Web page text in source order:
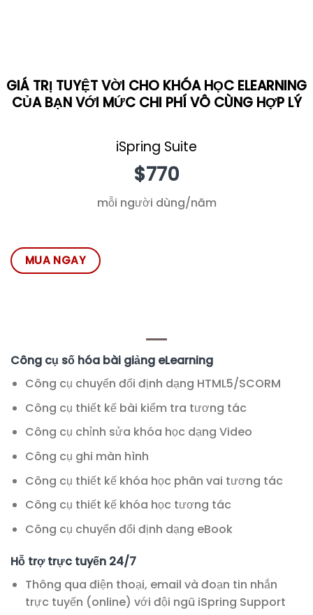
GIÁ TRỊ TUYỆT VỜI CHO KHÓA HỌC ELEARNING
CỦA BẠN VỚI MỨC CHI PHÍ VÔ CÙNG HỢP LÝ
iSpring Suite
$770
mỗi người dùng/năm
MUA NGAY
Công cụ số hóa bài giảng eLearning
Công cụ chuyển đổi định dạng HTML5/SCORM
Công cụ thiết kế bài kiểm tra tương tác
Công cụ chỉnh sửa khóa học dạng Video
Công cụ ghi màn hình
Công cụ thiết kế khóa học phân vai tương tác
Công cụ thiết kế khóa học tương tác
Công cụ chuyển đổi định dạng eBook
Hỗ trợ trực tuyến 24/7
Thông qua điện thoại, email và đoạn tin nhắn
trực tuyến (online) với đội ngũ iSpring Support